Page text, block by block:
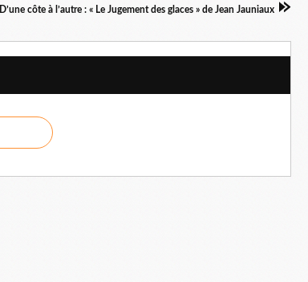
D’une côte à l’autre : « Le Jugement des glaces » de Jean Jauniaux